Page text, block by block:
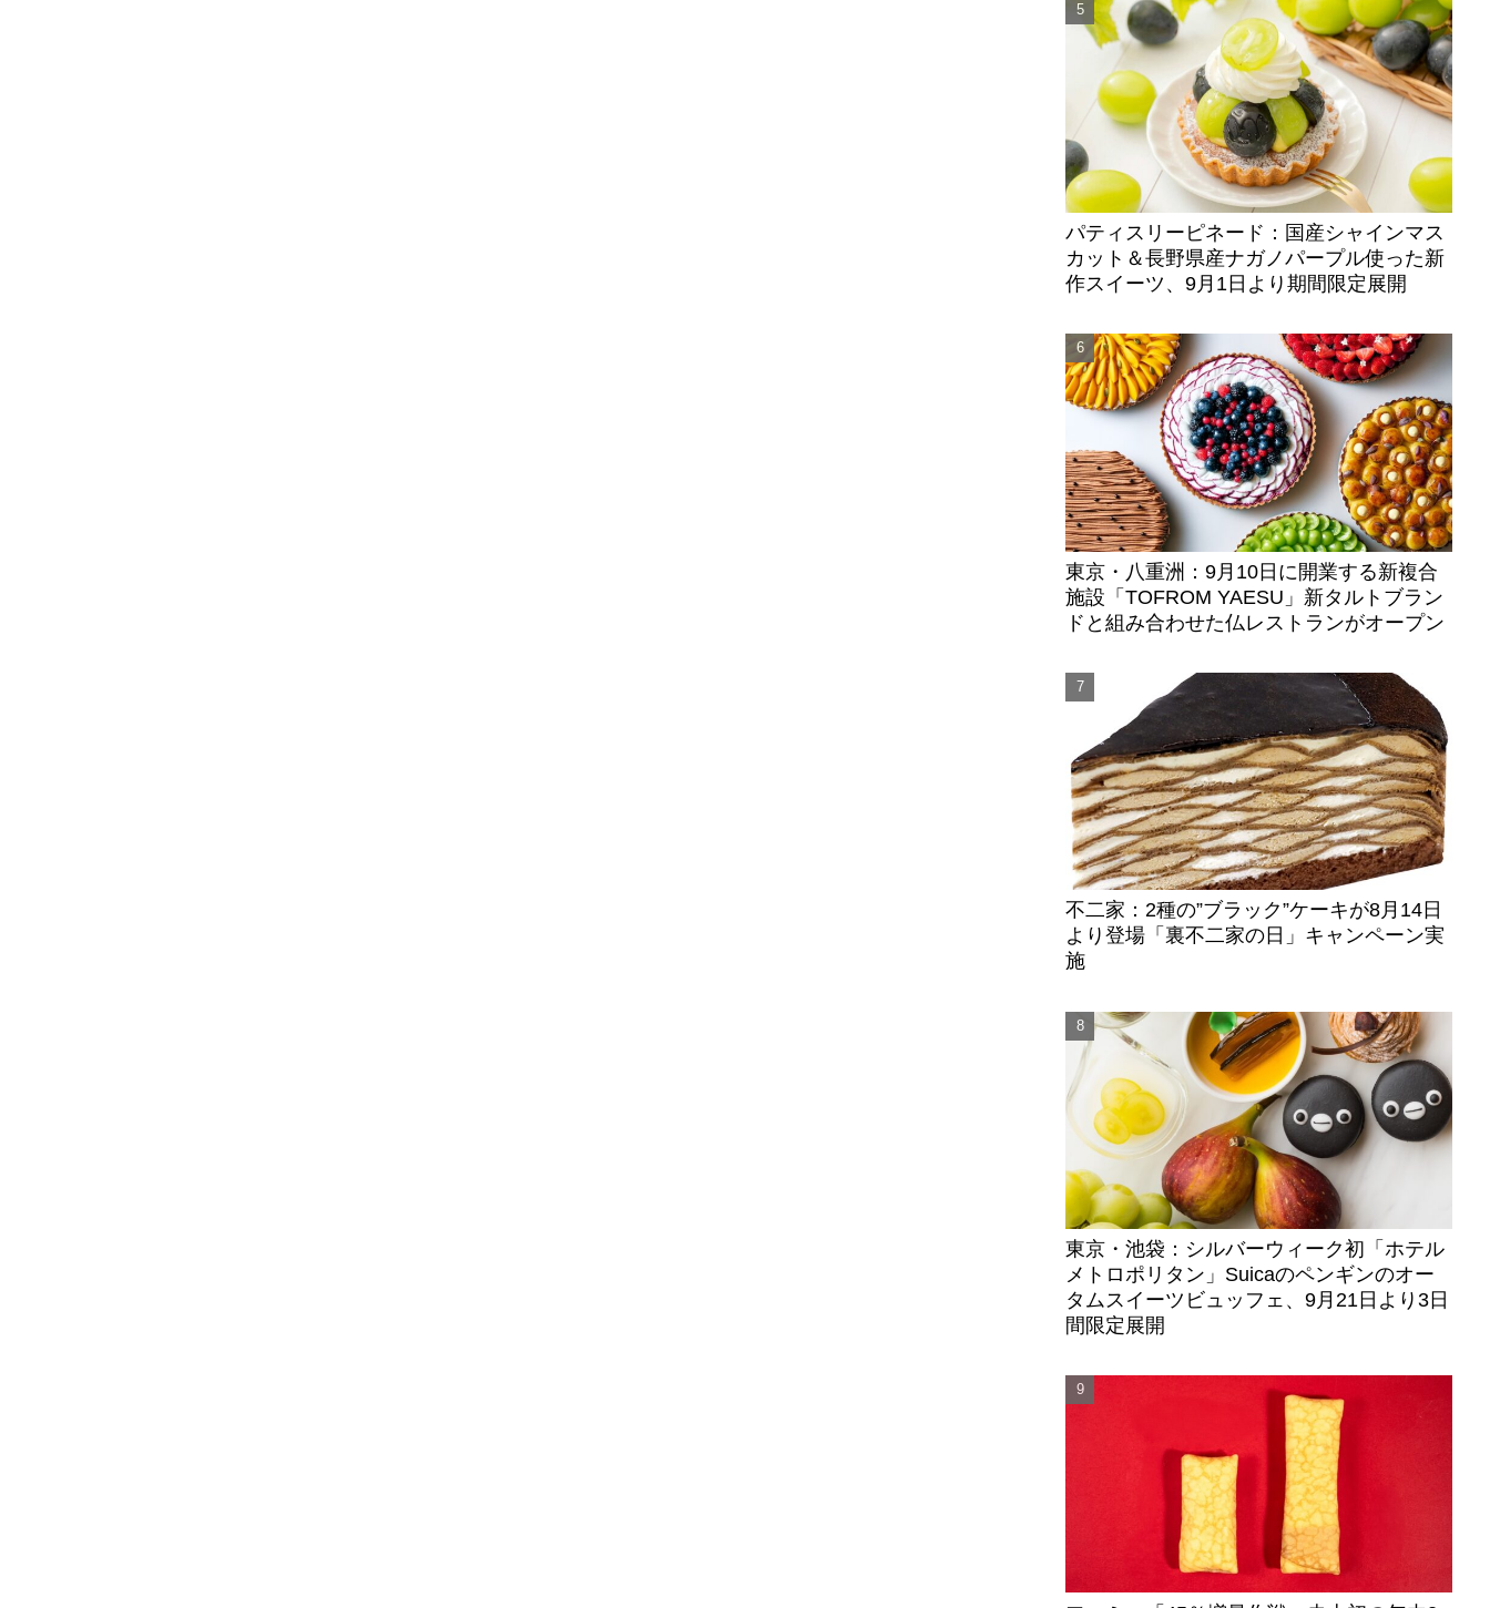
パティスリーピネード：国産シャインマス
カット＆長野県産ナガノパープル使った新
作スイーツ、9月1日より期間限定展開
東京・八重洲：9月10日に開業する新複合
施設「TOFROM YAESU」新タルトブラン
ドと組み合わせた仏レストランがオープン
不二家：2種の”ブラック”ケーキが8月14日
より登場「裏不二家の日」キャンペーン実
施
東京・池袋：シルバーウィーク初「ホテル
メトロポリタン」Suicaのペンギンのオー
タムスイーツビュッフェ、9月21日より3日
間限定展開